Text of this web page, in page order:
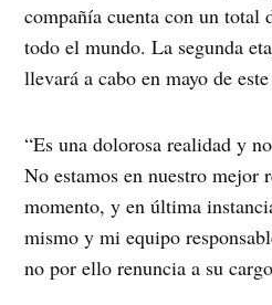
compañía cuenta con un total
todo el mundo. La segunda
llevará a cabo en mayo de
“Es una dolorosa realidad y
No estamos en nuestro mejor
momento, y en última
mismo y mi equipo
no por ello renuncia a su